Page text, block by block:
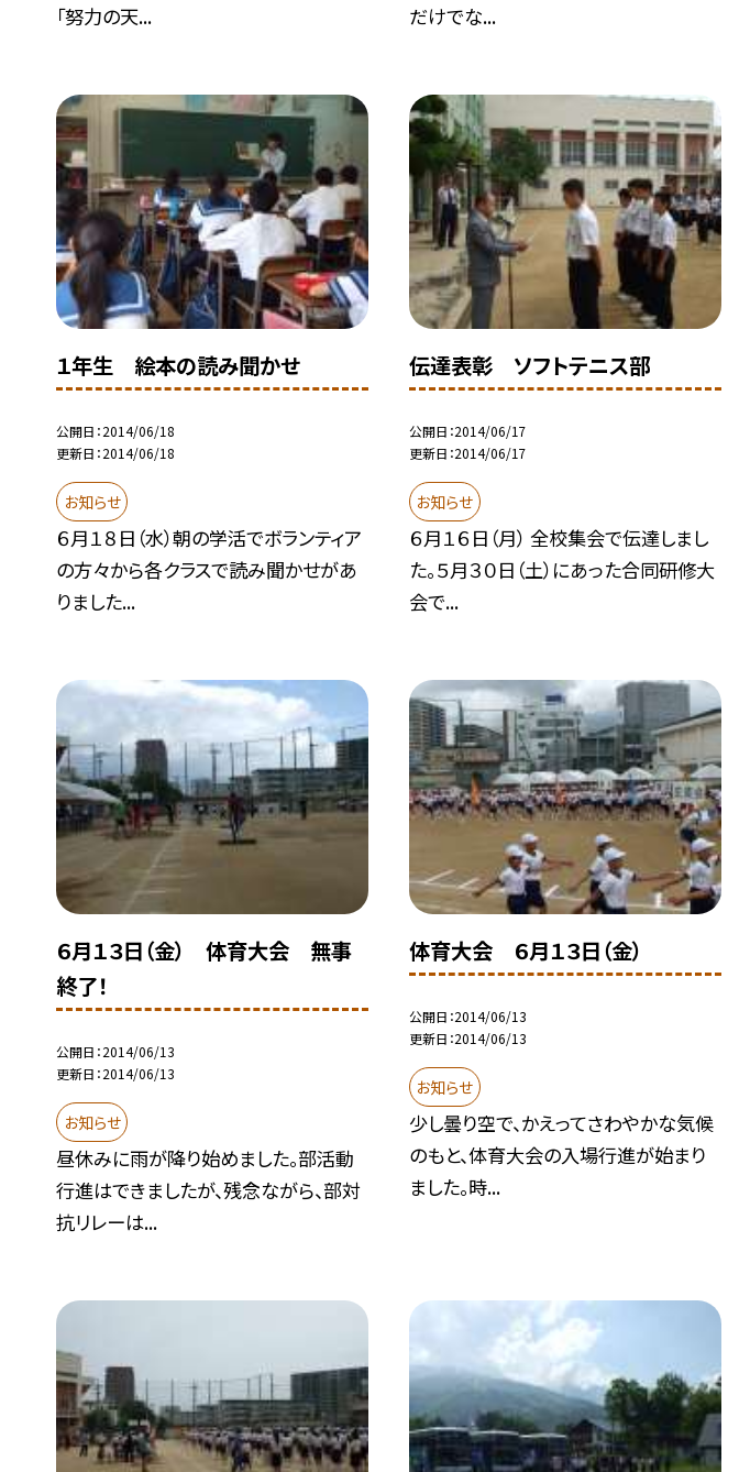
「努力の天...
だけでな...
１年生 絵本の読み聞かせ
公開日 2014/06/18
更新日 2014/06/18
お知らせ
６月１８日（水）朝の学活でボランティア
の方々から各クラスで読み聞かせがあ
りました...
伝達表彰 ソフトテニス部
公開日 2014/06/17
更新日 2014/06/17
お知らせ
６月１６日（月） 全校集会で伝達しまし
た。５月３０日（土）にあった合同研修大
会で...
６月１３日（金） 体育大会 無事
終了！
公開日 2014/06/13
更新日 2014/06/13
お知らせ
昼休みに雨が降り始めました。部活動
行進はできましたが、残念ながら、部対
抗リレーは...
体育大会 ６月１３日（金）
公開日 2014/06/13
更新日 2014/06/13
お知らせ
少し曇り空で、かえってさわやかな気候
のもと、体育大会の入場行進が始まり
ました。時...